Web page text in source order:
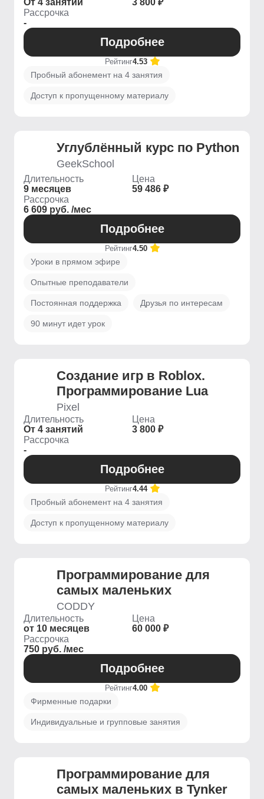
От 4 занятий
3 800 ₽
Рассрочка
-
Подробнее
Рейтинг4.53
Пробный абонемент на 4 занятия
Доступ к пропущенному материалу
Углублённый курс по Python
GeekSchool
Длительность
9 месяцев
Цена
59 486 ₽
Рассрочка
6 609 руб. /мес
Подробнее
Рейтинг4.50
Уроки в прямом эфире
Опытные преподаватели
Постоянная поддержка Друзья по интересам
90 минут идет урок
Создание игр в Roblox.
Программирование Lua
Pixel
Длительность
От 4 занятий
Цена
3 800 ₽
Рассрочка
-
Подробнее
Рейтинг4.44
Пробный абонемент на 4 занятия
Доступ к пропущенному материалу
Программирование для
самых маленьких
CODDY
Длительность
от 10 месяцев
Цена
60 000 ₽
Рассрочка
750 руб. /мес
Подробнее
Рейтинг4.00
Фирменные подарки
Индивидуальные и групповые занятия
Программирование для
самых маленьких в Tynker